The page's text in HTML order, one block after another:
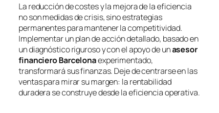
La reducción de costes y la mejora de la eficiencia
no son medidas de crisis, sino estrategias
permanentes para mantener la competitividad.
Implementar un plan de acción detallado, basado en
un diagnóstico riguroso y con el apoyo de unasesor
financiero Barcelonaexperimentado,
transformará sus finanzas. Deje de centrarse en las
ventas para mirar su margen: la rentabilidad
duradera se construye desde la eficiencia operativa.